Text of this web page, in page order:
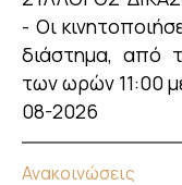
- Οι
διάστημα, από
των ωρών 11:00
08-2026
Ανακοινώσεις